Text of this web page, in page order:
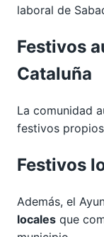
laboral de
Festivos
Cataluña
La comunidad
festivos
Festivos
Además, el
locales que